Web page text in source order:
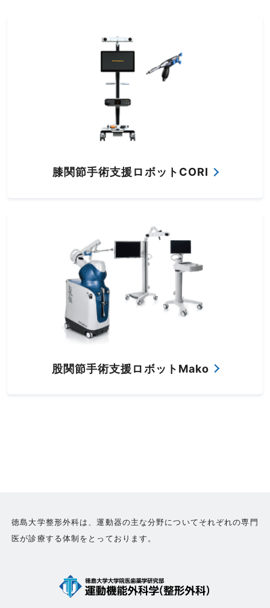
膝関節手術支援ロボットCORI
股関節手術支援ロボットMako
徳島大学整形外科は、運動器の主な分野についてそれぞれの専門
医が診療する体制をとっております。